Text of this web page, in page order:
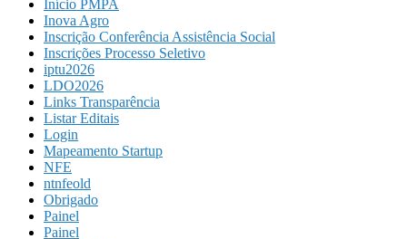
Início PMPA
Inova Agro
Inscrição Conferência Assistência Social
Inscrições Processo Seletivo
iptu2026
LDO2026
Links Transparência
Listar Editais
Login
Mapeamento Startup
NFE
ntnfeold
Obrigado
Painel
Painel